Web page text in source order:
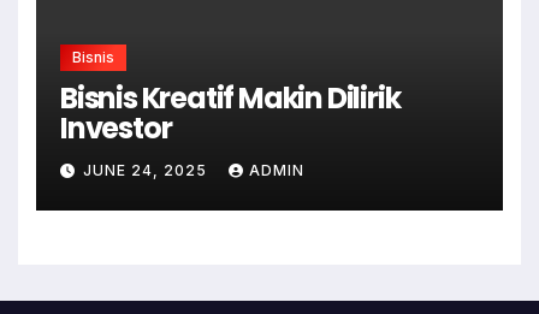
Bisnis
Bisnis Kreatif Makin Dilirik
Investor
JUNE 24, 2025 ADMIN